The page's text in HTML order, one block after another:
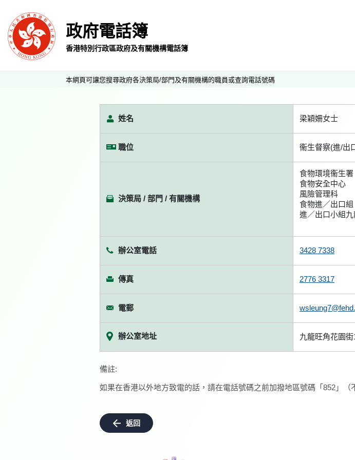
政府電話簿
香港特別行政區政府及有關機構電話簿
本網頁可讓您搜尋政府各決策局/部門及有關機構的職員或查詢電話號碼
姓名 梁穎姍女士
職位 衞生督察(進/出
決策局 / 部門 / 有關機構
食物環境衞生署
食物安全中心
風險管理科
食物進／出口組
進／出口小組
辦公室電話 3428 7338
傳真 2776 3317
電郵
辦公室地址 九龍旺角花園
備註:
如果在香港以外地方致電的話，請在電話號碼之前加撥地區號碼「852」（
返回